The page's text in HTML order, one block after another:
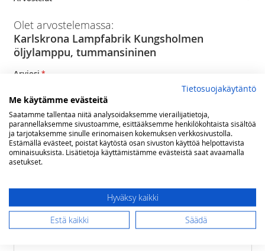
Olet arvostelemassa:
Karlskrona Lampfabrik Kungsholmen
öljylamppu, tummansininen
Arviosi
1
star
2
stars
3
stars
4
stars
5
stars
Nimimerkki
Arvostelu
Tietosuojakäytäntö
Me käytämme evästeitä
Saatamme tallentaa niitä analysoidaksemme vierailijatietoja,
parannellaksemme sivustoamme, esittääksemme henkilökohtaista sisältöä
ja tarjotaksemme sinulle erinomaisen kokemuksen verkkosivustolla.
Estämällä evästeet, poistat käytöstä osan sivuston käyttöä helpottavista
ominaisuuksista. Lisätietoja käyttämistämme evästeistä saat avaamalla
asetukset.
Hyväksy kaikki
Estä kaikki Säädä